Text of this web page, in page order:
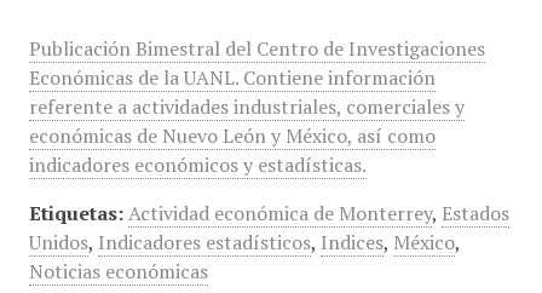
Publicación Bimestral del Centro de Investigaciones
Económicas de la UANL. Contiene información
referente a actividades industriales, comerciales y
económicas de Nuevo León y México, así como
indicadores económicos y estadísticas.
Etiquetas: Actividad económica de Monterrey, Estados
Unidos, Indicadores estadísticos, Indices, México,
Noticias económicas